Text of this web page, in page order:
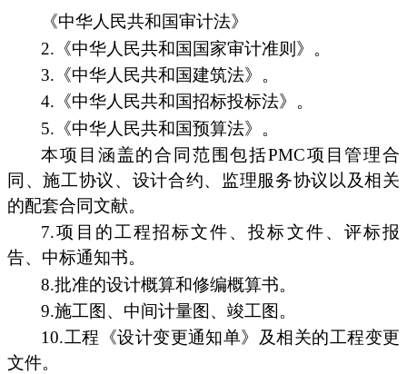
《中华人民共和国审计法》
2.《中华人民共和国国家审计准则》。
3.《中华人民共和国建筑法》。
4.《中华人民共和国招标投标法》。
5.《中华人民共和国预算法》。
本项目涵盖的合同范围包括PMC项目管理合
同、施工协议、设计合约、监理服务协议以及相关
的配套合同文献。
7.项目的工程招标文件、投标文件、评标报
告、中标通知书。
8.批准的设计概算和修编概算书。
9.施工图、中间计量图、竣工图。
10.工程《设计变更通知单》及相关的工程变更
文件。